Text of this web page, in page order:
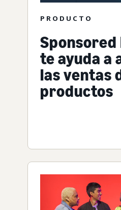
PRODUCTO
te ayuda a
las ventas
productos